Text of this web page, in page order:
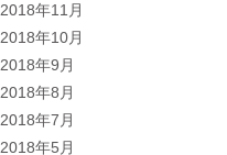
2018年11月
2018年10月
2018年9月
2018年8月
2018年7月
2018年5月